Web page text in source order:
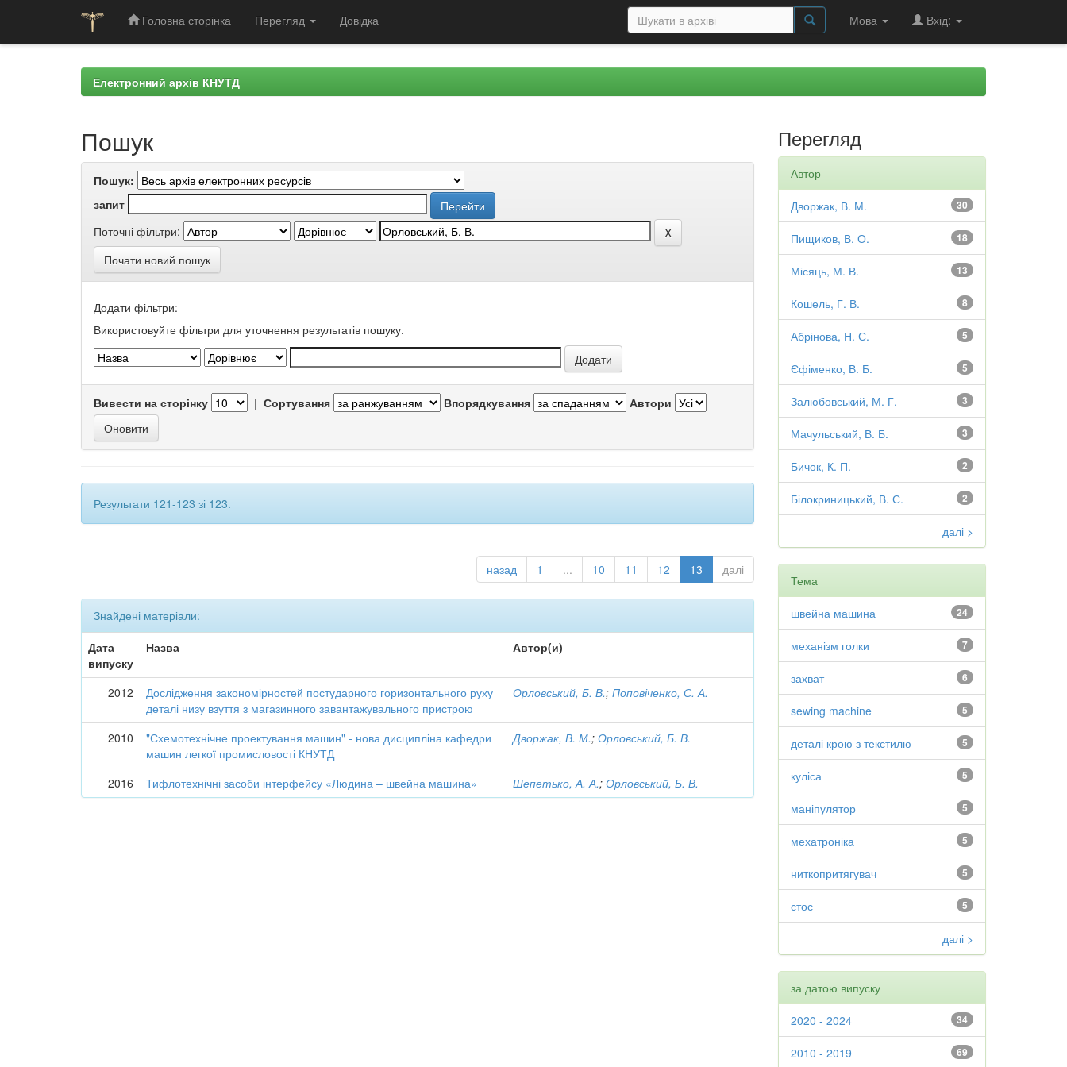
Головна сторінка Перегляд Довідка Мова Вхід:
Електронний архів КНУТД
Пошук
Пошук:
запит
Поточні фільтри:
Почати новий пошук
Додати фільтри:
Використовуйте фільтри для уточнення результатів пошуку.
Вивести на сторінку | Сортування Впорядкування Автори
Результати 121-123 зі 123.
назад 1 ... 10 11 12 13 далі
Знайдені матеріали:
Дата
випуску
Назва Автор(и)
2012
Дослідження закономірностей постударного горизонтального руху
деталі низу взуття з магазинного завантажувального пристрою
Орловський, Б. В.;Поповіченко, С. А.
2010
"Схемотехнічне проектування машин" - нова дисципліна кафедри
машин легкої промисловості КНУТД
Дворжак, В. М.;Орловський, Б. В.
2016 Тифлотехнічні засоби інтерфейсу «Людина – швейна машина» Шепетько, А. А.;Орловський, Б. В.
Перегляд
Автор
30
Дворжак, В. М.
18
Пищиков, В. О.
13
Місяць, М. В.
8
Кошель, Г. В.
5
Абрінова, Н. С.
5
Єфіменко, В. Б.
3
Залюбовський, М. Г.
3
Мачульський, В. Б.
2
Бичок, К. П.
2
Білокриницький, В. С.
далі >
Тема
24
швейна машина
7
механізм голки
6
захват
5
sewing machine
5
деталі крою з текстилю
5
куліса
5
маніпулятор
5
мехатроніка
5
ниткопритягувач
5
стос
далі >
за датою випуску
34
2020 - 2024
69
2010 - 2019